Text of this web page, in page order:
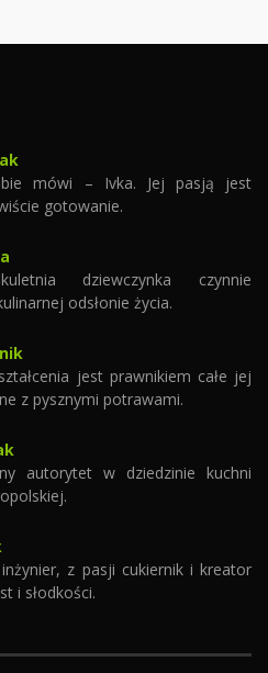
mówi – Ivka. Jej pasją jest
gotowanie.
dziewczynka czynnie
odsłonie życia.
jest prawnikiem całe jej
z pysznymi potrawami.
autorytet w dziedzinie kuchni
inżynier, z pasji cukiernik i kreator
i słodkości.